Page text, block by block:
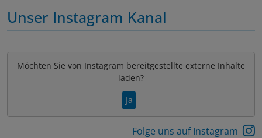
Unser Instagram Kanal
Möchten Sie von Instagram bereitgestellte externe Inhalte
laden?
Ja
Folge uns auf Instagram